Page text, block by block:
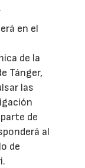
en el
de la
Tánger,
las
de
al
de